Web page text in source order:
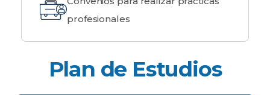
profesionales
Plan de Estudios